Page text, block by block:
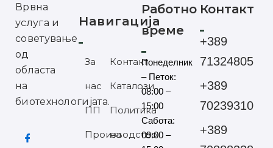
Врвна
услуга и
советување
од
областа
на
биотехнологијата.
Навигација
За
нас
ПП
Производство
Контакт
Каталози
Политика
на
Работно
време
Понеделник
– Петок:
08:00 –
15:00
Сабота:
09:00 –
Контакт
+389
71324805
+389
70239310
+389